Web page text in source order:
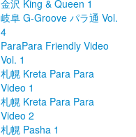
金沢 King & Queen 1
岐阜 G-Groove パラ通 Vol.
4
ParaPara Friendly Video
Vol. 1
札幌 Kreta Para Para
Video 1
札幌 Kreta Para Para
Video 2
札幌 Pasha 1